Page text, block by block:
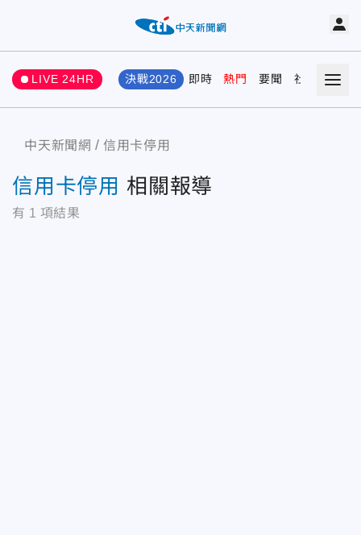
LIVE 24HR 決戰2026 即時 熱門 要聞 社會 娛樂
中天新聞網 信用卡停用
信用卡停用 相關報導
有 1 項結果